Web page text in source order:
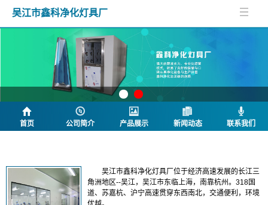
吴江市鑫科净化灯具厂
首页 公司简介 产品展示 新闻动态 联系我们
吴江市鑫科净化灯具厂位于经济高速发展的长江三
角洲地区--吴江，吴江市东临上海，南靠杭州。318国
道、苏嘉杭、沪宁高速贯穿东西南北，交通便利，环境